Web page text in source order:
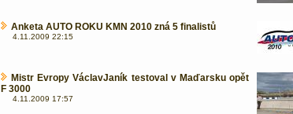
Anketa AUTO ROKU KMN 2010 zná 5 finalistů
4.11.2009 22:15
Mistr Evropy VáclavJaník testoval v Maďarsku opět
F 3000
4.11.2009 17:57